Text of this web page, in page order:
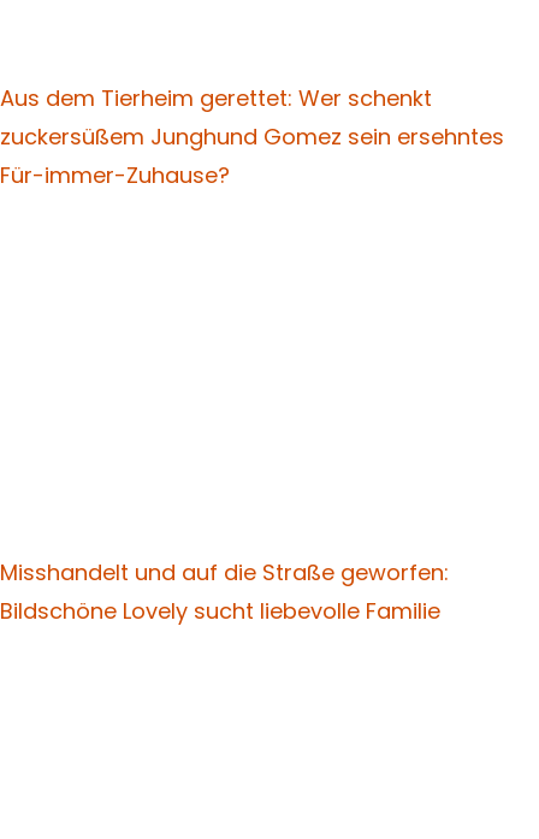
Aus dem Tierheim gerettet: Wer schenkt
zuckersüßem Junghund Gomez sein ersehntes
Für-immer-Zuhause?
Misshandelt und auf die Straße geworfen:
Bildschöne Lovely sucht liebevolle Familie